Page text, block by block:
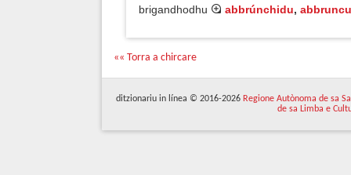
brigandhodhu
abbrúnchidu, abbruncu
«« Torra a chircare
ditzionariu in línea © 2016-2026 Regione Autònoma de sa
de sa Limba e